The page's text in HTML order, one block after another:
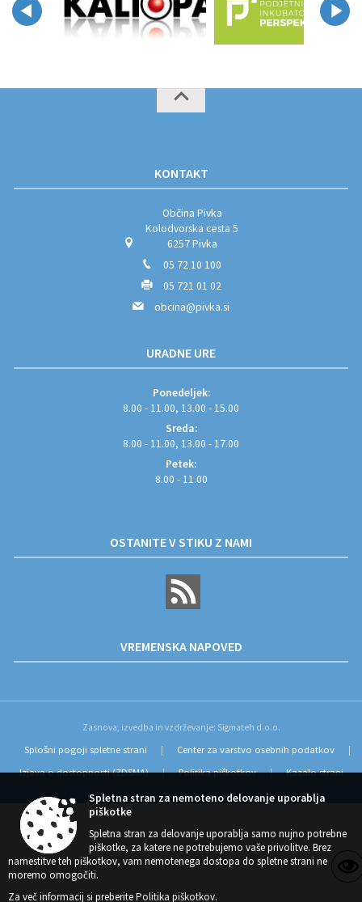
KONTAKT
Občina Pivka
Kolodvorska cesta 5
6257 Pivka
05 72 10 100
05 721 01 02
obcina@pivka.si
URADNE URE
Ponedeljek:
8.00 - 11.00, 13.00 - 15.00
Sreda:
8.00 - 11.00, 13.00 - 17.00
Petek:
8.00 - 11.00
OSTANITE V STIKU Z NAMI
VREMENSKA NAPOVED
Zasnova, izvedba in vzdrževanje: Sigmateh d.o.o.
Splošni pogoji spletne strani Center za varstvo osebnih podatkov
Izjava o dostopnosti (ZDSMA) | Politika piškotkov | Kazalo strani
Spletna stran za nemoteno delovanje uporablja
piškotke
Spletna stran za delovanje uporablja samo nujno potrebne
piškotke, za katere ne potrebujemo vaše privolitve. Brez
namestitve teh piškotkov, vam nemotenega dostopa do spletne strani ne
moremo omogočiti.
Za več informacij si preberitePolitika piškotkov.